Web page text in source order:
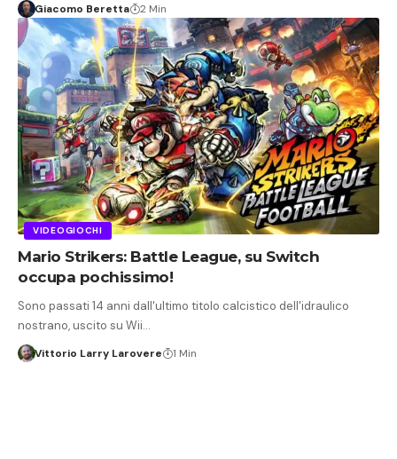
Giacomo Beretta 2 Min
VIDEOGIOCHI
Mario Strikers: Battle League, su Switch
occupa pochissimo!
Sono passati 14 anni dall'ultimo titolo calcistico dell'idraulico
nostrano, uscito su Wii…
Vittorio Larry Larovere 1 Min